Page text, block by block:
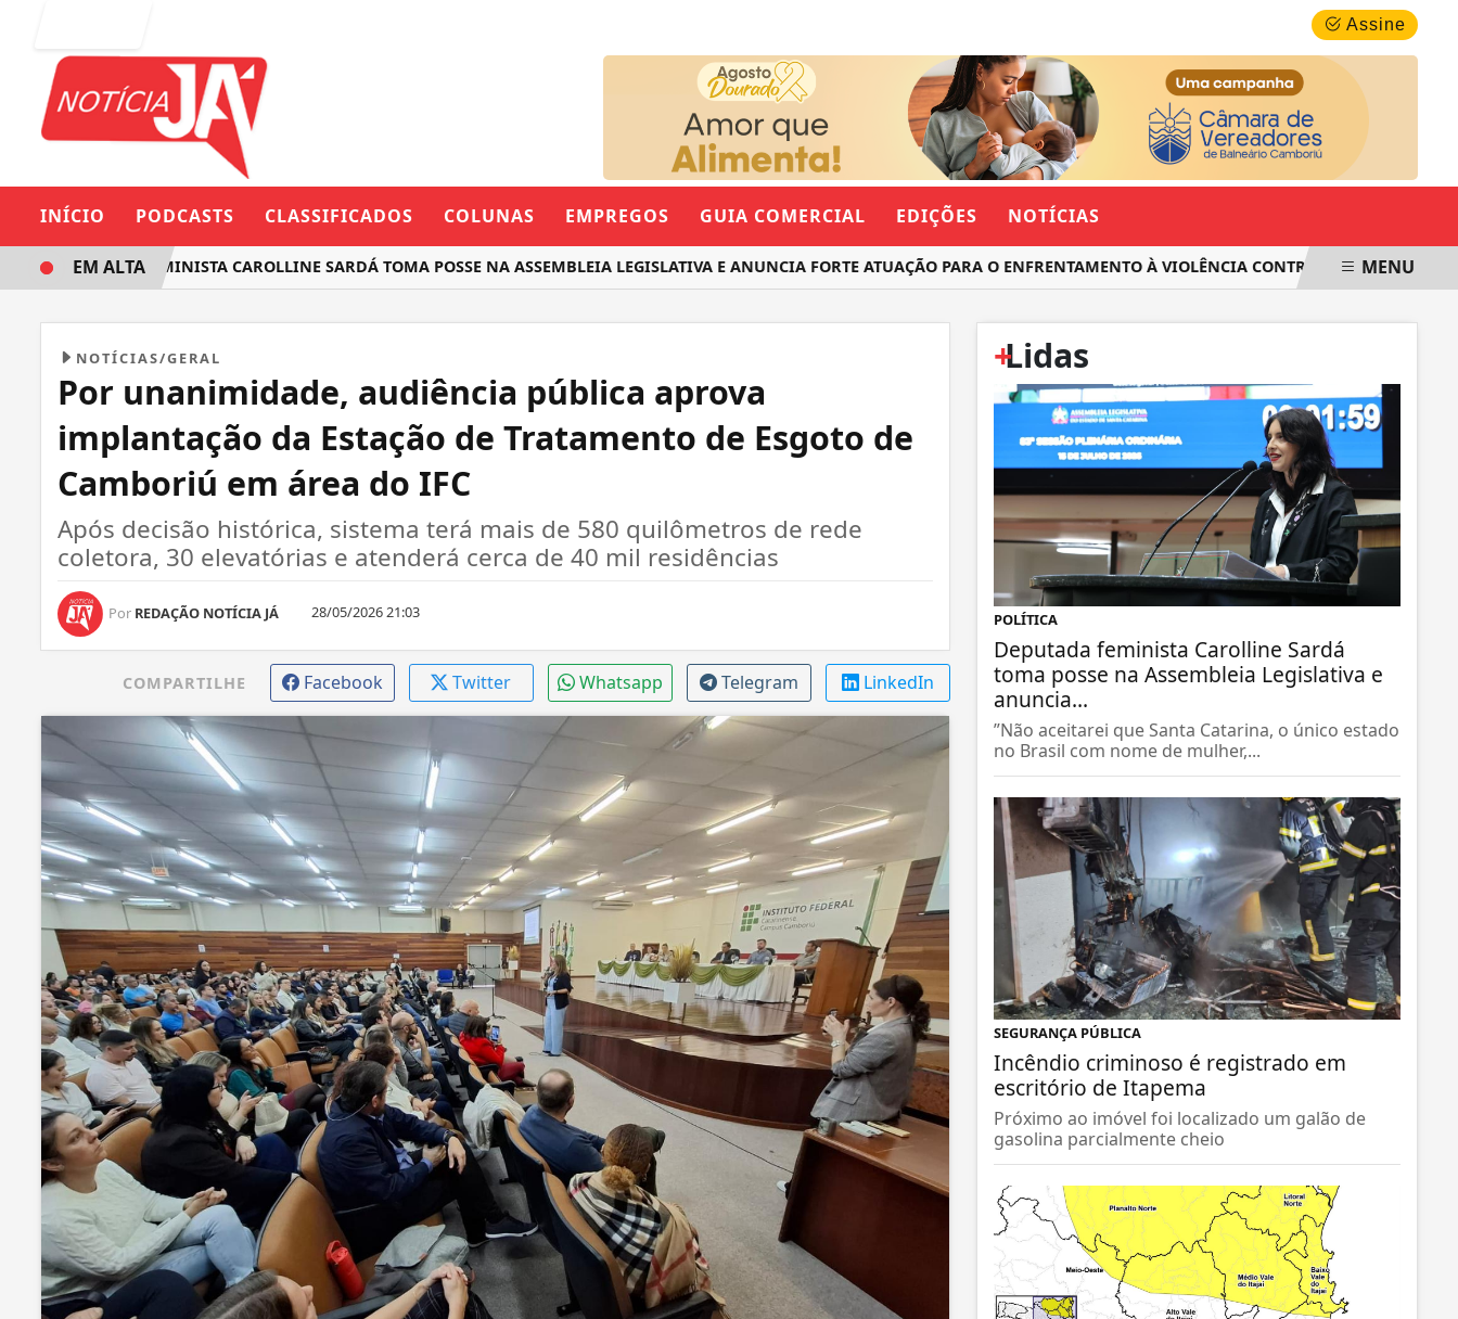
Assine
INÍCIO PODCASTS CLASSIFICADOS COLUNAS EMPREGOS GUIA COMERCIAL EDIÇÕES NOTÍCIAS
DEPUTADA FEMINISTA CAROLLINE SARDÁ TOMA POSSE NA ASSEMBLEIA LEGISLATIVA E ANUNCIA FORTE ATUAÇÃO PARA O ENFRENTAMENTO À VIOLÊNCIA CONTRA AS MULHERES EM
EM ALTA MENU
NOTÍCIAS/GERAL
Por unanimidade, audiência pública aprova
implantação da Estação de Tratamento de Esgoto de
Camboriú em área do IFC
Após decisão histórica, sistema terá mais de 580 quilômetros de rede
coletora, 30 elevatórias e atenderá cerca de 40 mil residências
Por REDAÇÃO NOTÍCIA JÁ 28/05/2026 21:03
COMPARTILHE Facebook Twitter Whatsapp Telegram LinkedIn
+
Lidas
POLÍTICA
Deputada feminista Carolline Sardá
toma posse na Assembleia Legislativa e
anuncia...
”Não aceitarei que Santa Catarina, o único estado
no Brasil com nome de mulher,...
SEGURANÇA PÚBLICA
Incêndio criminoso é registrado em
escritório de Itapema
Próximo ao imóvel foi localizado um galão de
gasolina parcialmente cheio